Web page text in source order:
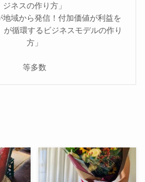
ジネスの作り方」
地域から発信！付加価値が利益を
が循環するビジネスモデルの作り
方」
等多数